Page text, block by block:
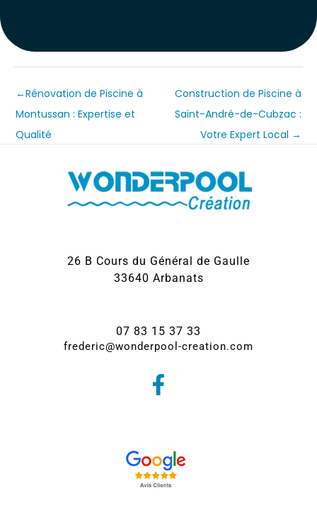
←Rénovation de Piscine à
Montussan : Expertise et
Qualité
Construction de Piscine à
Saint-André-de-Cubzac :
Votre Expert Local →
26 B Cours du Général de Gaulle
33640 Arbanats
07 83 15 37 33
frederic@wonderpool-creation.com